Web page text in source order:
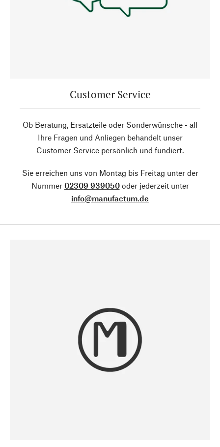
Customer Service
Ob Beratung, Ersatzteile oder Sonderwünsche - all
Ihre Fragen und Anliegen behandelt unser
Customer Service persönlich und fundiert.
Sie erreichen uns von Montag bis Freitag unter der
Nummer 02309 939050oder jederzeit unter
info@manufactum.de